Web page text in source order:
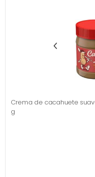
Crema de cacahuete
g